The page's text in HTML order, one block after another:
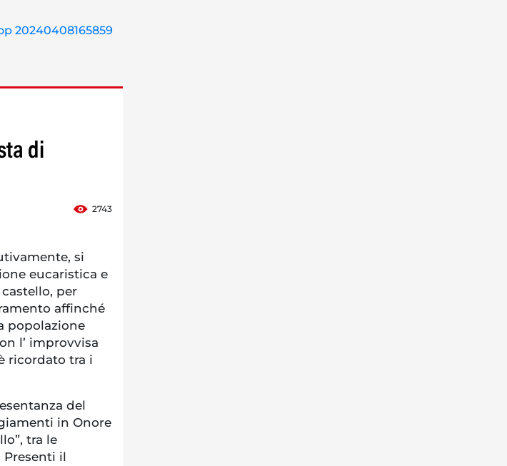
di
2743
si
eucaristica e
per
affinché
popolazione
l’ improvvisa
ricordato tra i
del
in Onore
tra le
il